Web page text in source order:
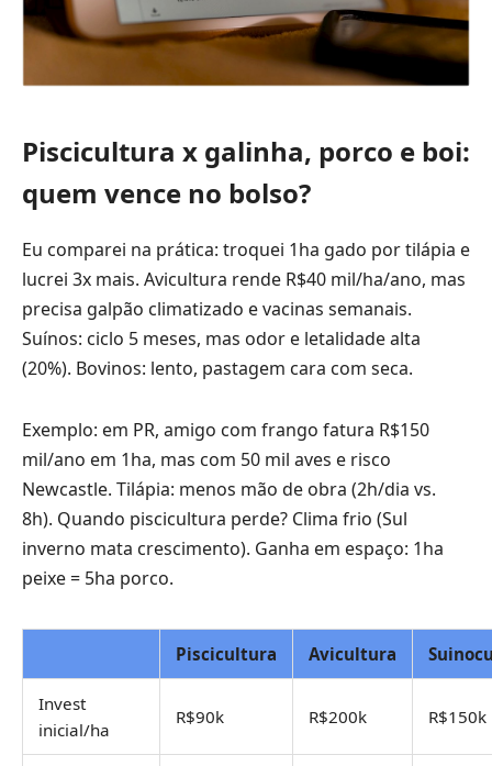
Piscicultura x galinha, porco e boi:
quem vence no bolso?
Eu comparei na prática: troquei 1ha gado por tilápia e
lucrei 3x mais. Avicultura rende R$40 mil/ha/ano, mas
precisa galpão climatizado e vacinas semanais.
Suínos: ciclo 5 meses, mas odor e letalidade alta
(20%). Bovinos: lento, pastagem cara com seca.
Exemplo: em PR, amigo com frango fatura R$150
mil/ano em 1ha, mas com 50 mil aves e risco
Newcastle. Tilápia: menos mão de obra (2h/dia vs.
8h). Quando piscicultura perde? Clima frio (Sul
inverno mata crescimento). Ganha em espaço: 1ha
peixe = 5ha porco.
Piscicultura Avicultura
Invest
inicial/ha
R$90k R$200k R$150k